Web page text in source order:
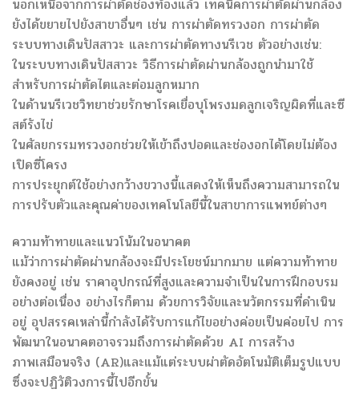
นอกเหนือจากการผ่าตัดช่องท้องแล้ว เทคนิคการผ่าตัดผ่านกล้อง
ยังได้ขยายไปยังสาขาอื่นๆ เช่น การผ่าตัดทรวงอก การผ่าตัด
ระบบทางเดินปัสสาวะ และการผ่าตัดทางนรีเวช ตัวอย่างเช่น:
ในระบบทางเดินปัสสาวะ วิธีการผ่าตัดผ่านกล้องถูกนำมาใช้
สำหรับการผ่าตัดไตและต่อมลูกหมาก
ในด้านนรีเวชวิทยาช่วยรักษาโรคเยื่อบุโพรงมดลูกเจริญผิดที่และซี
สต์รังไข่
ในศัลยกรรมทรวงอกช่วยให้เข้าถึงปอดและช่องอกได้โดยไม่ต้อง
เปิดซี่โครง
การประยุกต์ใช้อย่างกว้างขวางนี้แสดงให้เห็นถึงความสามารถใน
การปรับตัวและคุณค่าของเทคโนโลยีนี้ในสาขาการแพทย์ต่างๆ
ความท้าทายและแนวโน้มในอนาคต
แม้ว่าการผ่าตัดผ่านกล้องจะมีประโยชน์มากมาย แต่ความท้าทาย
ยังคงอยู่ เช่น ราคาอุปกรณ์ที่สูงและความจำเป็นในการฝึกอบรม
อย่างต่อเนื่อง อย่างไรก็ตาม ด้วยการวิจัยและนวัตกรรมที่ดำเนิน
อยู่ อุปสรรคเหล่านี้กำลังได้รับการแก้ไขอย่างค่อยเป็นค่อยไป การ
พัฒนาในอนาคตอาจรวมถึงการผ่าตัดด้วย AI การสร้าง
ภาพเสมือนจริง (AR)และแม้แต่ระบบผ่าตัดอัตโนมัติเต็มรูปแบบ
ซึ่งจะปฏิวัติวงการนี้ไปอีกขั้น